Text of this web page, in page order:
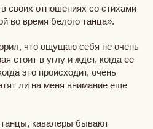
своих отношениях со стихами
во время белого танца».
что ощущаю себя не очень
стоит в углу и ждет, когда ее
это происходит, очень
ли на меня внимание еще
кавалеры бывают